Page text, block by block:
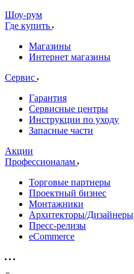
Шоу-рум
Где купить
Магазины
Интернет магазины
Сервис
Гарантия
Сервисные центры
Инструкции по уходу
Запасные части
Акции
Профессионалам
Торговые партнеры
Проектный бизнес
Монтажники
Архитекторы/Дизайнеры
Пресс-релизы
eCommerce